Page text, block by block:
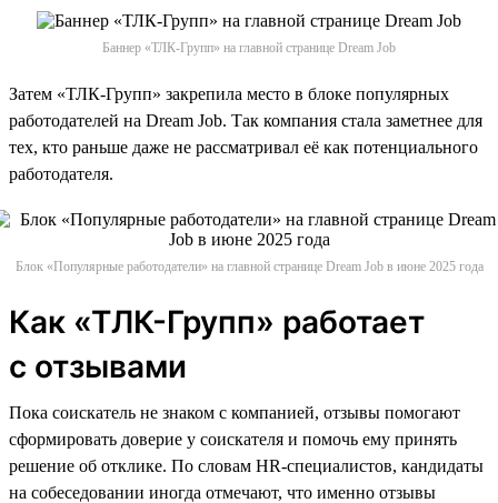
Баннер «ТЛК-Групп» на главной странице Dream Job
Затем «ТЛК-Групп» закрепила место в блоке популярных
работодателей на Dream Job. Так компания стала заметнее для
тех, кто раньше даже не рассматривал её как потенциального
работодателя.
Блок «Популярные работодатели» на главной странице Dream Job в июне 2025 года
Как «ТЛК-Групп» работает
с отзывами
Пока соискатель не знаком с компанией, отзывы помогают
сформировать доверие у соискателя и помочь ему принять
решение об отклике. По словам HR-специалистов, кандидаты
на собеседовании иногда отмечают, что именно отзывы